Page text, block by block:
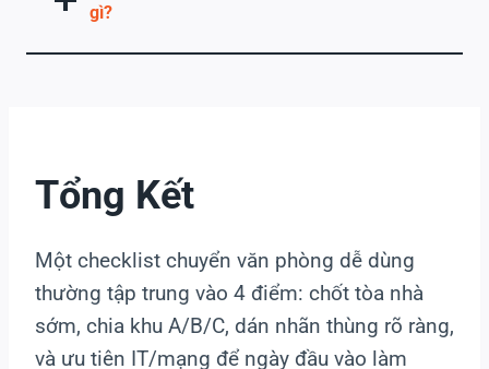
gì?
Tổng Kết
Một checklist chuyển văn phòng dễ dùng
thường tập trung vào 4 điểm: chốt tòa nhà
sớm, chia khu A/B/C, dán nhãn thùng rõ ràng,
và ưu tiên IT/mạng để ngày đầu vào làm